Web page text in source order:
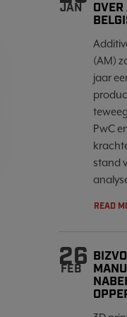
JAN
(AM)
jaar
PwC
stand
READ
26
FEB